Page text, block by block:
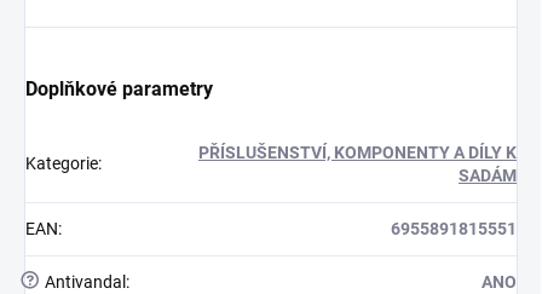
Doplňkové parametry
Kategorie:
PŘÍSLUŠENSTVÍ, KOMPONENTY A DÍLY K
SADÁM
EAN: 6955891815551
? Antivandal : ANO